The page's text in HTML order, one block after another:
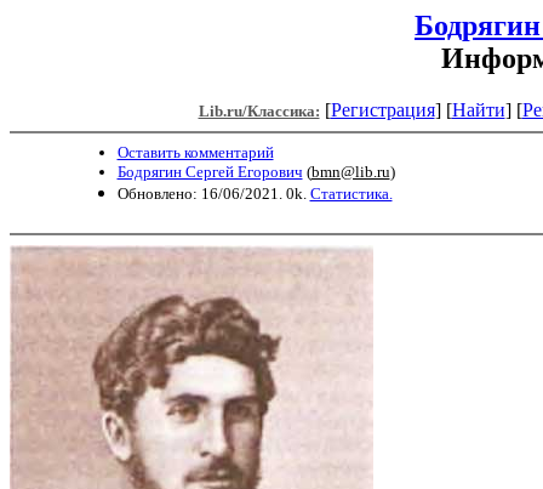
Lib.ru/Классика: [Регистрация] [Найти] [
Оставить комментарий
Бодрягин Сергей Егорович (bmn@lib.ru)
Обновлено: 16/06/2021. 0k. Статистика.